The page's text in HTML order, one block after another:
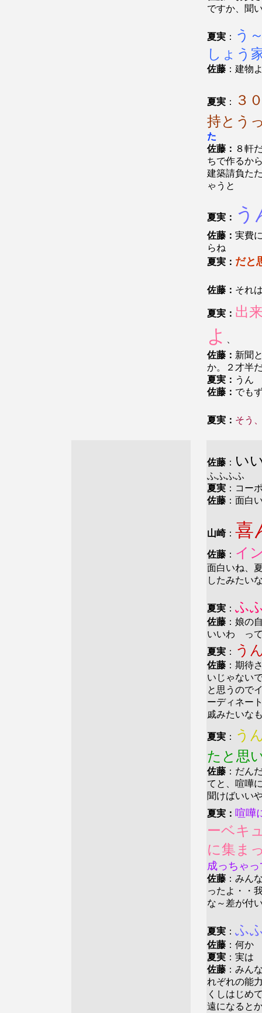
ですか、聞
夏実 ：
う
しょう
佐藤 ：建物
夏実 ：
３
持とう
た
佐藤： ８軒
ちで作るか
建築請負た
ゃうと
夏実： う
佐藤： 実費
らね
夏実： だと
佐藤： それ
夏実： 出
よ
佐藤： 新聞
か。２才半
夏実： うん
佐藤： でも
夏実： そう
佐藤 ： い
ふふふふ
夏実 ：コー
佐藤 ：面
山崎： 喜
佐藤 ： イ
面白いね、
したみたい
夏実 ： ふ
佐藤 ：娘
いいわ っ
夏実 ： う
佐藤 ：期待
いじゃない
と思うので
ーディネー
戚みたいな
夏実 ：
う
たと思
佐藤 ：だん
てと、喧嘩
聞けばいい
夏実： 喧嘩
ーベキ
に集ま
成っちゃ
佐藤 ：みん
ったよ・・
な～差が付
夏実 ： ふ
佐藤 ：何
夏実 ：実は
佐藤 ：みん
れぞれの能
くしはじめ
遠になると